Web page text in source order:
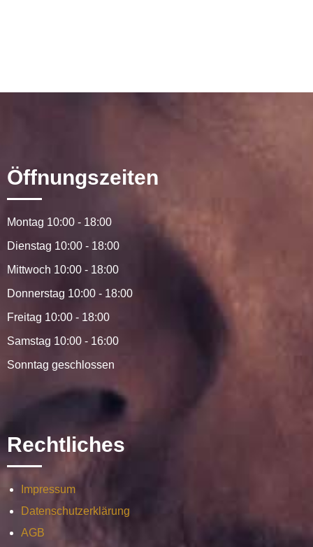
Öffnungszeiten
Montag 10:00 - 18:00
Dienstag 10:00 - 18:00
Mittwoch 10:00 - 18:00
Donnerstag 10:00 - 18:00
Freitag 10:00 - 18:00
Samstag 10:00 - 16:00
Sonntag geschlossen
Rechtliches
Impressum
Datenschutzerklärung
AGB